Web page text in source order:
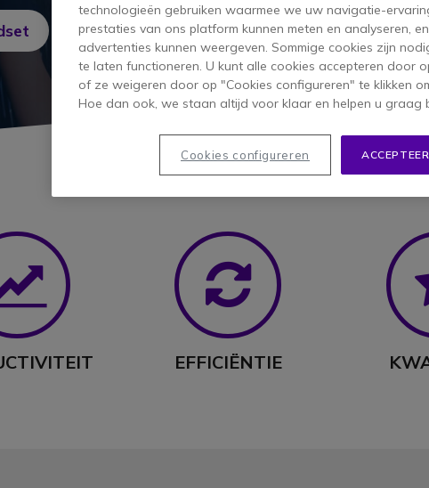
Icon Icon
EFFICIËNTIE
technologieën gebruiken waarmee we uw navigatie-
prestaties van ons platform kunnen meten en analyseren,
advertenties kunnen weergeven. Sommige cookies zijn
te laten functioneren. U kunt alle cookies accepteren door
of ze weigeren door op "Cookies configureren" te klikken
Hoe dan ook, we staan altijd voor klaar en helpen u graag
Cookies configureren